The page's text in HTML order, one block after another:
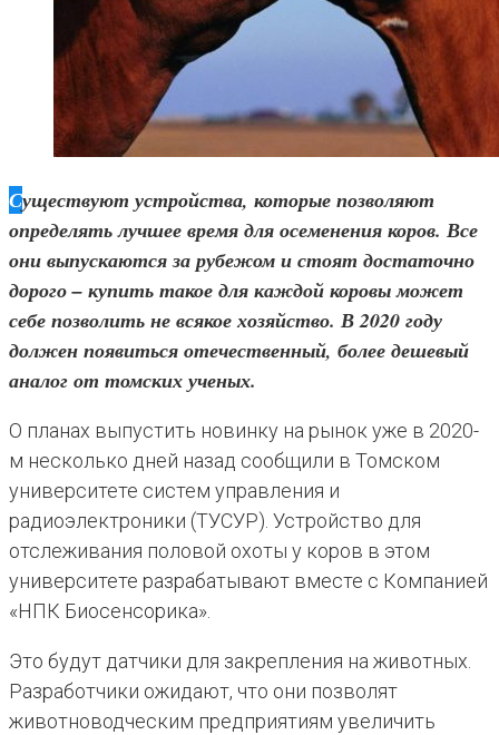
Существуют устройства, которые позволяют
определять лучшее время для осеменения коров. Все
они выпускаются за рубежом и стоят достаточно
дорого – купить такое для каждой коровы может
себе позволить не всякое хозяйство. В 2020 году
должен появиться отечественный, более дешевый
аналог от томских ученых.
О планах выпустить новинку на рынок уже в 2020-
м несколько дней назад сообщили в Томском
университете систем управления и
радиоэлектроники (ТУСУР). Устройство для
отслеживания половой охоты у коров в этом
университете разрабатывают вместе с Компанией
«НПК Биосенсорика».
Это будут датчики для закрепления на животных.
Разработчики ожидают, что они позволят
животноводческим предприятиям увеличить